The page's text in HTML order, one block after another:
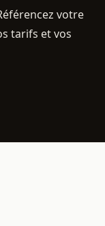
votre
tarifs et vos